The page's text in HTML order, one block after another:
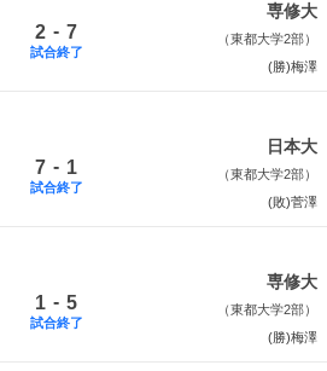
2 - 7
試合終了
専修大
（東都大学2部）
(勝)梅澤
7 - 1
試合終了
日本大
（東都大学2部）
(敗)菅澤
1 - 5
試合終了
専修大
（東都大学2部）
(勝)梅澤